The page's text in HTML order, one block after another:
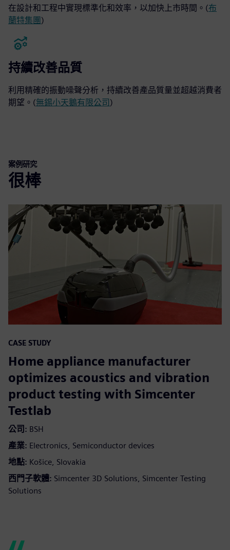
在設計和工程中實現標準化和效率，以加快上市時間。(布
蘭特集團)
持續改善品質
利用精確的振動噪聲分析，持續改善產品質量並超越消費者
期望。(無錫小天鵝有限公司 )
案例研究
很棒
CASE STUDY
Home appliance manufacturer
optimizes acoustics and vibration
product testing with Simcenter
Testlab
公司: BSH
產業: Electronics, Semiconductor devices
地點: Košice, Slovakia
西門子軟體: Simcenter 3D Solutions, Simcenter Testing
Solutions